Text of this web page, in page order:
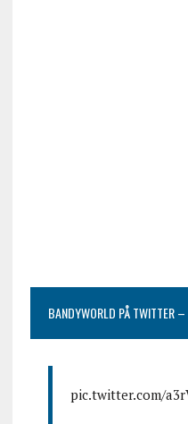
BANDYWORLD PÅ TWITTER
pic.twitter.com/